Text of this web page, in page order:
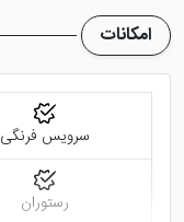
امکانات
سرویس فرنگی
رستوران